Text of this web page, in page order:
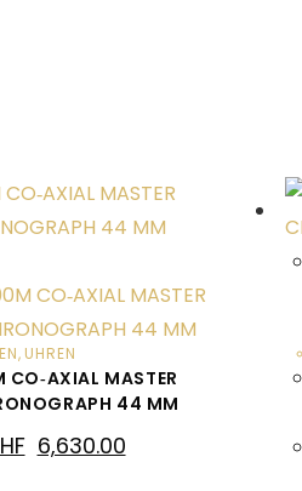
, UHREN
MASTER
44 MM
6,630.00